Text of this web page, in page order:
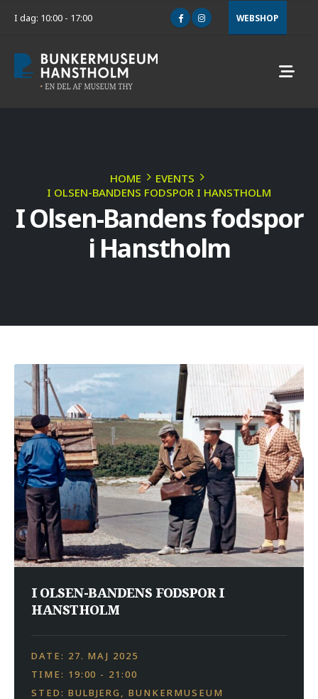
I dag: 10:00 - 17:00 WEBSHOP
HOME
EVENTS
I OLSEN-BANDENS FODSPOR I HANSTHOLM
I Olsen-Bandens fodspor
i Hanstholm
I OLSEN-BANDENS FODSPOR I
HANSTHOLM
DATE: 27. MAJ 2025
TIME: 19:00 - 21:00
STED: BULBJERG, BUNKERMUSEUM